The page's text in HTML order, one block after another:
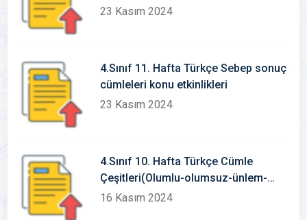
23 Kasım 2024
4.Sınıf 11. Hafta Türkçe Sebep sonuç
cümleleri konu etkinlikleri
23 Kasım 2024
4.Sınıf 10. Hafta Türkçe Cümle
Çeşitleri(Olumlu-olumsuz-ünlem-
soru) konu etkinlikleri
16 Kasım 2024